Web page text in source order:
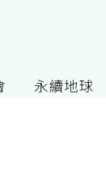
永續地球